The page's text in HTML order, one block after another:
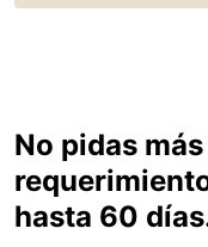
No pidas
hasta 60